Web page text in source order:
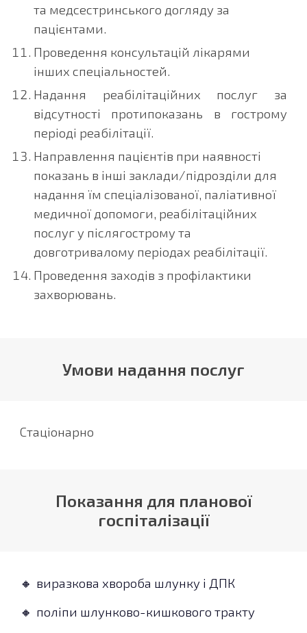
та медсестринського догляду за
пацієнтами.
Проведення консультацій лікарями
інших спеціальностей.
Надання реабілітаційних послуг за
відсутності протипоказань в гострому
періоді реабілітації.
Направлення пацієнтів при наявності
показань в інші заклади/підрозділи для
надання їм спеціалізованої, паліативної
медичної допомоги, реабілітаційних
послуг у післягострому та
довготривалому періодах реабілітації.
Проведення заходів з профілактики
захворювань.
Умови надання послуг
Стаціонарно
Показання для планової
госпіталізації
🔸 виразкова хвороба шлунку і ДПК
🔸 поліпи шлунково-кишкового тракту